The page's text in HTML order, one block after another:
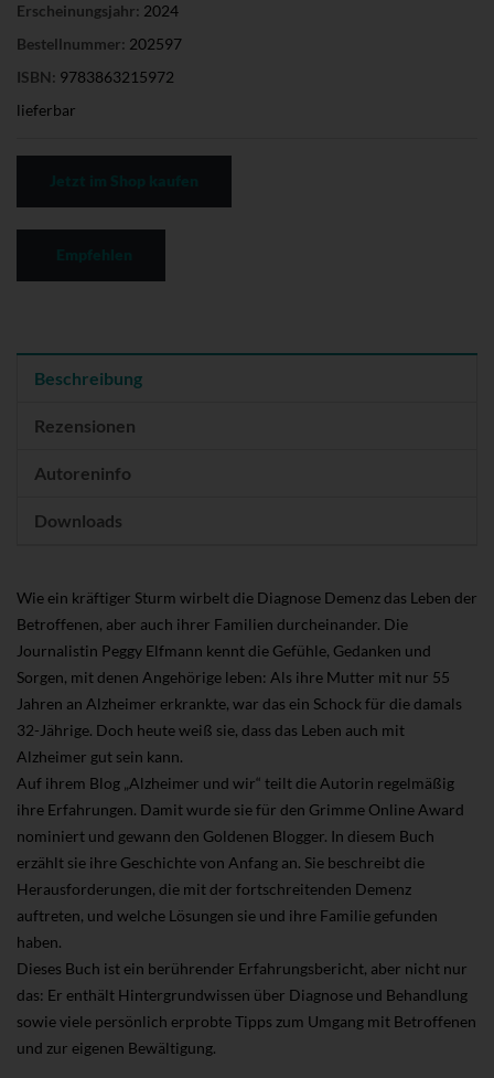
Erscheinungsjahr: 2024
Bestellnummer: 202597
ISBN: 9783863215972
lieferbar
Beschreibung
Rezensionen
Autoreninfo
Downloads
Wie ein kräftiger Sturm wirbelt die Diagnose Demenz das Leben der
Betroffenen, aber auch ihrer Familien durcheinander. Die
Journalistin Peggy Elfmann kennt die Gefühle, Gedanken und
Sorgen, mit denen Angehörige leben: Als ihre Mutter mit nur 55
Jahren an Alzheimer erkrankte, war das ein Schock für die damals
32-Jährige. Doch heute weiß sie, dass das Leben auch mit
Alzheimer gut sein kann.
Auf ihrem Blog „Alzheimer und wir“ teilt die Autorin regelmäßig
ihre Erfahrungen. Damit wurde sie für den Grimme Online Award
nominiert und gewann den Goldenen Blogger. In diesem Buch
erzählt sie ihre Geschichte von Anfang an. Sie beschreibt die
Herausforderungen, die mit der fortschreitenden Demenz
auftreten, und welche Lösungen sie und ihre Familie gefunden
haben.
Dieses Buch ist ein berührender Erfahrungsbericht, aber nicht nur
das: Er enthält Hintergrundwissen über Diagnose und Behandlung
sowie viele persönlich erprobte Tipps zum Umgang mit Betroffenen
und zur eigenen Bewältigung.